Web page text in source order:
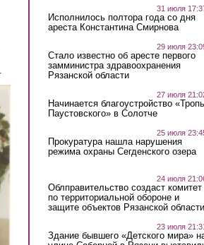
31 июля
Исполнилось полтора года со дня
ареста Константина Смирнова
29 июля
Стало известно об аресте первого
замминистра здравоохранения
Рязанской области
27 июля
Начинается благоустройство
Паустовского» в Солотче
25 июля
Прокуратура нашла нарушения
режима охраны Сегденского озера
24 июля
Облправительство создаст комитет
по территориальной обороне и
защите объектов Рязанской области
23 июля
Здание бывшего «Детского мира»